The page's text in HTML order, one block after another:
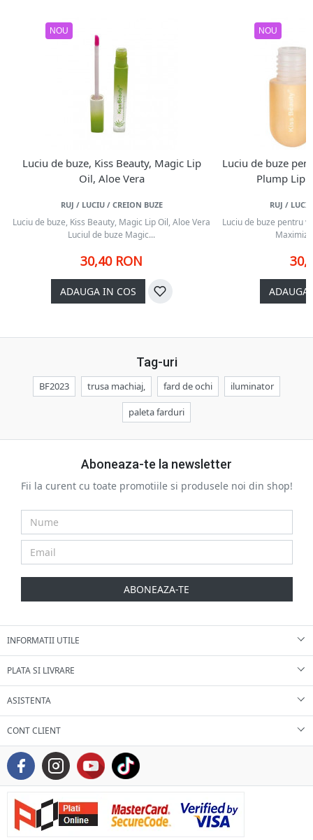
NOU
Luciu de buze, Kiss Beauty, Magic Lip
Oil, Aloe Vera
RUJ / LUCIU / CREION BUZE
Luciu de buze, Kiss Beauty, Magic Lip Oil, Aloe Vera
Luciul de buze Magic...
30,40 RON
ADAUGA IN COS
NOU
Luciu de buze
Plump Lip
RUJ /
Luciu de buze pentru
ADAUGA
Tag-uri
BF2023 trusa machiaj, fard de ochi iluminator
paleta farduri
Aboneaza-te la newsletter
Fii la curent cu toate promotiile si produsele noi din shop!
ABONEAZA-TE
INFORMATII UTILE
PLATA SI LIVRARE
ASISTENTA
CONT CLIENT